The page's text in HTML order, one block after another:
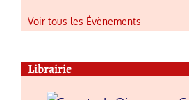
Voir tous les Évènements
Librairie